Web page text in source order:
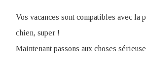
Vos vacances sont compatibles avec la
chien, super !
Maintenant passons aux choses